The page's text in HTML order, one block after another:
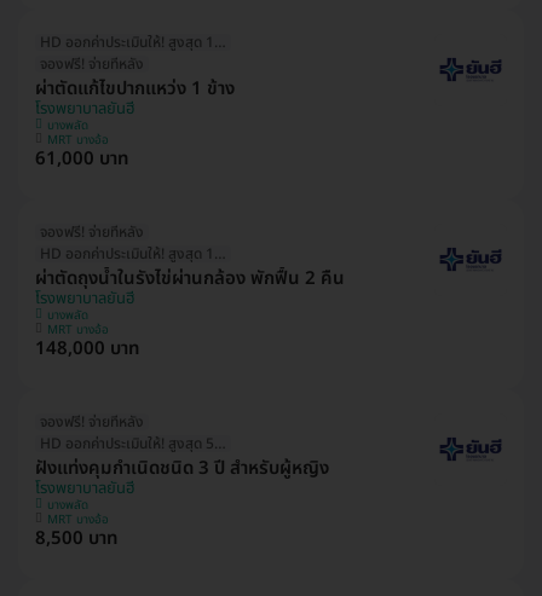
HD ออกค่าประเมินให้! สูงสุด 1500 บ.
จองฟรี! จ่ายทีหลัง
ผ่าตัดแก้ไขปากแหว่ง 1 ข้าง
โรงพยาบาลยันฮี
บางพลัด
MRT บางอ้อ
61,000 บาท
จองฟรี! จ่ายทีหลัง
HD ออกค่าประเมินให้! สูงสุด 1500 บ.
ผ่าตัดถุงน้ำในรังไข่ผ่านกล้อง พักฟื้น 2 คืน
โรงพยาบาลยันฮี
บางพลัด
MRT บางอ้อ
148,000 บาท
จองฟรี! จ่ายทีหลัง
HD ออกค่าประเมินให้! สูงสุด 500 บ.
ฝังแท่งคุมกำเนิดชนิด 3 ปี สำหรับผู้หญิง
โรงพยาบาลยันฮี
บางพลัด
MRT บางอ้อ
8,500 บาท